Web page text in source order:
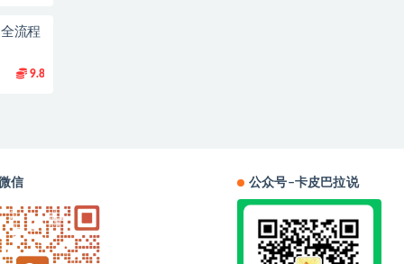
流程
9.8
信 公众号–卡皮巴拉说